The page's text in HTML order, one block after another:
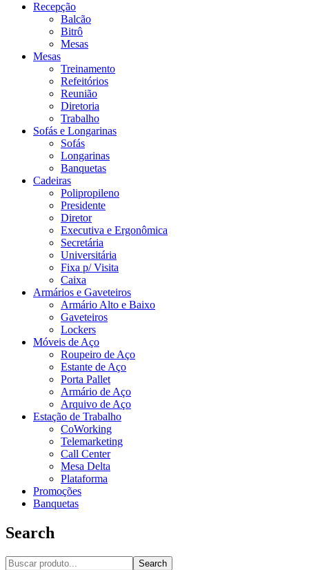
Recepção
Balcão
Bitrô
Mesas
Mesas
Treinamento
Refeitórios
Reunião
Diretoria
Trabalho
Sofás e Longarinas
Sofás
Longarinas
Banquetas
Cadeiras
Polipropileno
Presidente
Diretor
Executiva e Ergonômica
Secretária
Universitária
Fixa p/ Visita
Caixa
Armários e Gaveteiros
Armário Alto e Baixo
Gaveteiros
Lockers
Móveis de Aço
Roupeiro de Aço
Estante de Aço
Porta Pallet
Armário de Aço
Arquivo de Aço
Estação de Trabalho
CoWorking
Telemarketing
Call Center
Mesa Delta
Plataforma
Promoções
Banquetas
Search
Search